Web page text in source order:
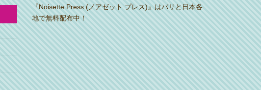
『Noisette Press (ノアゼット プレス)』はパリと日本各
地で無料配布中！